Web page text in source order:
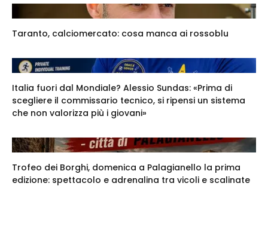
Taranto, calciomercato: cosa manca ai rossoblu
Italia fuori dal Mondiale? Alessio Sundas: «Prima di
scegliere il commissario tecnico, si ripensi un sistema
che non valorizza più i giovani»
Trofeo dei Borghi, domenica a Palagianello la prima
edizione: spettacolo e adrenalina tra vicoli e scalinate